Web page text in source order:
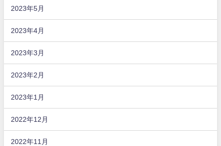
2023年5月
2023年4月
2023年3月
2023年2月
2023年1月
2022年12月
2022年11月